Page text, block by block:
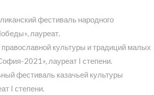
фестиваль народного
лауреат.
культуры и традиций малых
2021», лауреат I степени.
фестиваль казачьей культуры
I степени.